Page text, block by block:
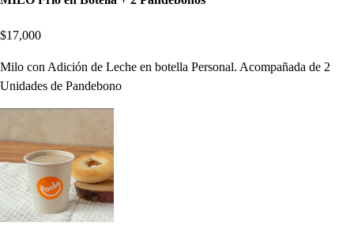
$17,000
Milo con Adición de Leche en botella Personal. Acompañada de 2
Unidades de Pandebono